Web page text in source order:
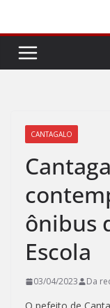
conteúdo
CANTAGALO
ônibus
Escola
03/04/2023 Da